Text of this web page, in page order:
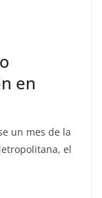
en
un mes de la
el